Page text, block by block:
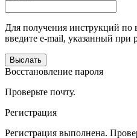
Для получения инструкций по
введите e-mail, указанный при
Выслать
Восстановление пароля
Проверьте почту.
Регистрация
Регистрация выполнена.